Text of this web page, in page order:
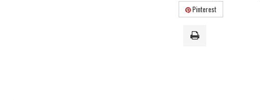
Pinterest